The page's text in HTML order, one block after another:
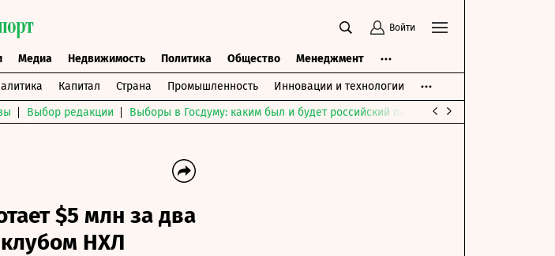
Войти
Медиа Недвижимость Политика Общество Менеджмент
Капитал Страна Промышленность Инновации и технологии
Выбор редакции Выборы в Госдуму: каким был и будет российский парламент
$5 млн за два
клубом НХЛ